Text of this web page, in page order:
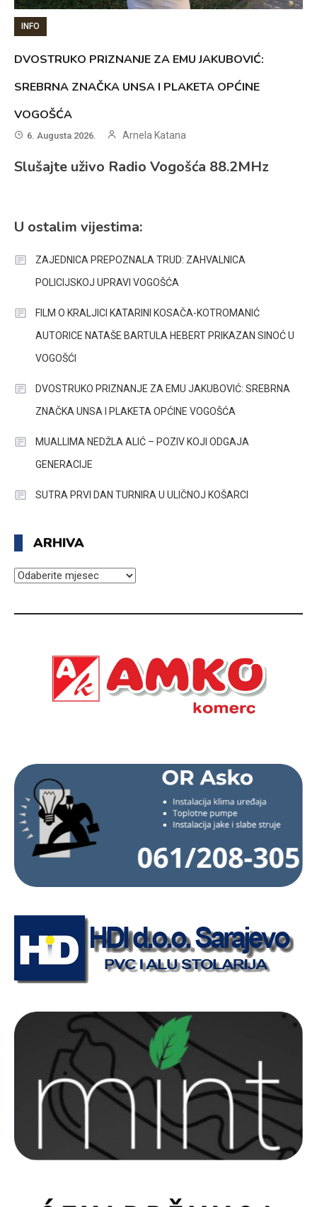
INFO
DVOSTRUKO PRIZNANJE ZA EMU JAKUBOVIĆ:
SREBRNA ZNAČKA UNSA I PLAKETA OPĆINE
VOGOŠĆA
6. Augusta 2026. Arnela Katana
Slušajte uživo Radio Vogošća 88.2MHz
U ostalim vijestima:
ZAJEDNICA PREPOZNALA TRUD: ZAHVALNICA
POLICIJSKOJ UPRAVI VOGOŠĆA
FILM O KRALJICI KATARINI KOSAČA-KOTROMANIĆ
AUTORICE NATAŠE BARTULA HEBERT PRIKAZAN SINOĆ U
VOGOŠĆI
DVOSTRUKO PRIZNANJE ZA EMU JAKUBOVIĆ: SREBRNA
ZNAČKA UNSA I PLAKETA OPĆINE VOGOŠĆA
MUALLIMA NEDŽLA ALIĆ – POZIV KOJI ODGAJA
GENERACIJE
SUTRA PRVI DAN TURNIRA U ULIČNOJ KOŠARCI
ARHIVA
ARHIVA